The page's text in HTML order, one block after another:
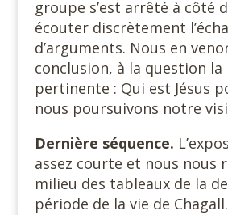
groupe s’est arrêté à côté
écouter discrètement
d’arguments. Nous en
conclusion, à la question la
pertinente : Qui est Jésus
nous poursuivons notre
Dernière séquence.
assez courte et nous nous
milieu des tableaux de la
période de la vie de